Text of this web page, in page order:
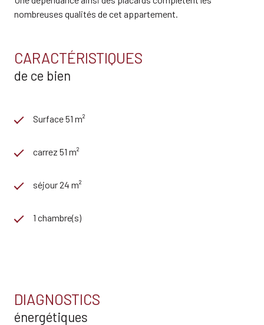
nombreuses qualités de cet appartement.
CARACTÉRISTIQUES
de ce bien
Surface 51 m²
carrez 51 m²
séjour 24 m²
1 chambre(s)
Chauffage individuel : air pulsé (climatisation)
DIAGNOSTICS
énergétiques